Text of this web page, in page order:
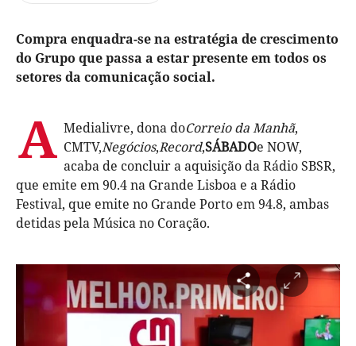
Compra enquadra-se na estratégia de crescimento
do Grupo que passa a estar presente em todos os
setores da comunicação social.
A Medialivre, dona doCorreio da Manhã,
CMTV,Negócios,Record,SÁBADOe NOW,
acaba de concluir a aquisição da Rádio SBSR,
que emite em 90.4 na Grande Lisboa e a Rádio
Festival, que emite no Grande Porto em 94.8, ambas
detidas pela Música no Coração.